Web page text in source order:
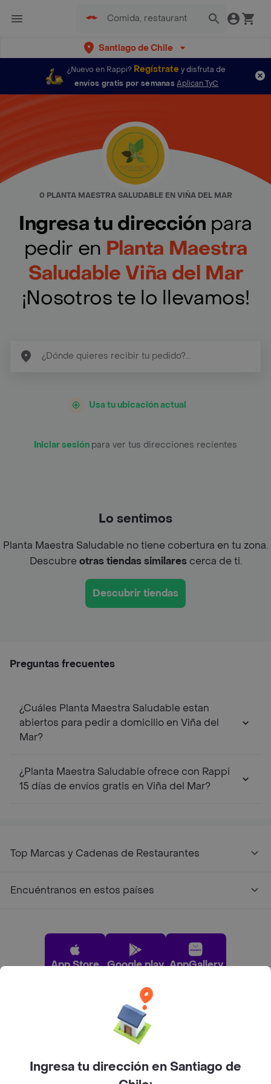
Santiago de Chile
¿Nuevo en Rappi? Regístratey disfruta de
envíos gratis por semanas Aplican TyC
0 PLANTA MAESTRA SALUDABLE EN VIÑA DEL MAR
Ingresa tu dirección para
pedir en Planta Maestra
Saludable Viña del Mar
¡Nosotros te lo llevamos!
Usa tu ubicación actual
Iniciar sesión para ver tus direcciones recientes
Lo sentimos
Planta Maestra Saludable no tiene cobertura en tu zona.
Descubreotras tiendas similarescerca de ti.
Descubrir tiendas
Preguntas frecuentes
¿Cuáles Planta Maestra Saludable estan
abiertos para pedir a domicilio en Viña del
Mar?
¿Planta Maestra Saludable ofrece con Rappi
15 días de envíos gratis en Viña del Mar?
Top Marcas y Cadenas de Restaurantes
Encuéntranos en estos países
App Store Google play AppGallery
Pide tu comida favorita cerca de ti
Categorías
Ingresa tu dirección en Santiago de